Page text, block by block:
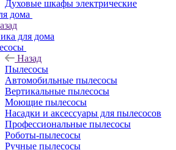
Духовые шкафы электрические
дома
для дома
Назад
Пылесосы
Автомобильные пылесосы
Вертикальные пылесосы
Моющие пылесосы
Насадки и аксессуары для пылесосов
Профессиональные пылесосы
Роботы-пылесосы
Ручные пылесосы